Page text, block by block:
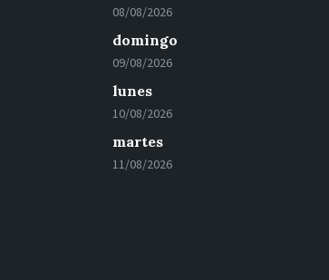
08/08/2026
domingo
09/08/2026
lunes
10/08/2026
martes
11/08/2026